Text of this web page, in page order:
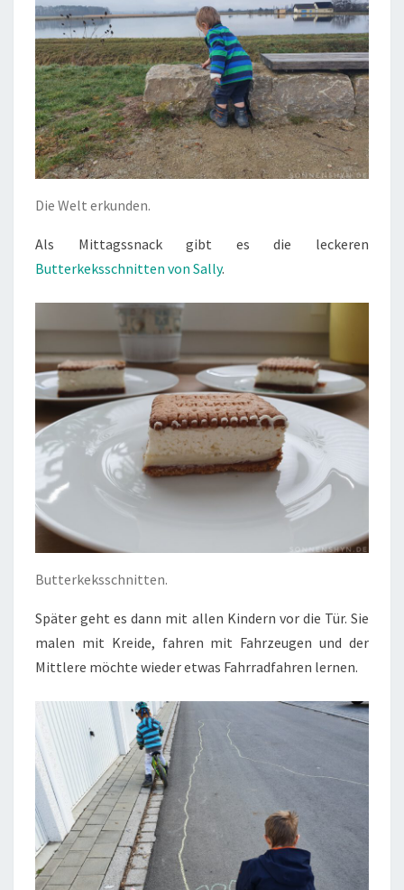
Die Welt erkunden.
Als Mittagssnack gibt es die leckeren
Butterkeksschnitten von Sally.
Butterkeksschnitten.
Später geht es dann mit allen Kindern vor die Tür. Sie
malen mit Kreide, fahren mit Fahrzeugen und der
Mittlere möchte wieder etwas Fahrradfahren lernen.